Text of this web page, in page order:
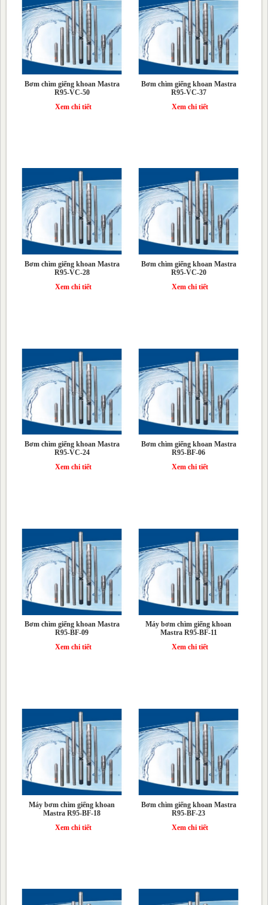
Bơm chìm giếng khoan Mastra
R95-VC-50
Xem chi tiết
Bơm chìm giếng khoan Mastra
R95-VC-37
Xem chi tiết
Bơm chìm giếng khoan Mastra
R95-VC-28
Xem chi tiết
Bơm chìm giếng khoan Mastra
R95-VC-20
Xem chi tiết
Bơm chìm giếng khoan Mastra
R95-VC-24
Xem chi tiết
Bơm chìm giếng khoan Mastra
R95-BF-06
Xem chi tiết
Bơm chìm giếng khoan Mastra
R95-BF-09
Xem chi tiết
Máy bơm chìm giếng khoan
Mastra R95-BF-11
Xem chi tiết
Máy bơm chìm giếng khoan
Mastra R95-BF-18
Xem chi tiết
Bơm chìm giếng khoan Mastra
R95-BF-23
Xem chi tiết